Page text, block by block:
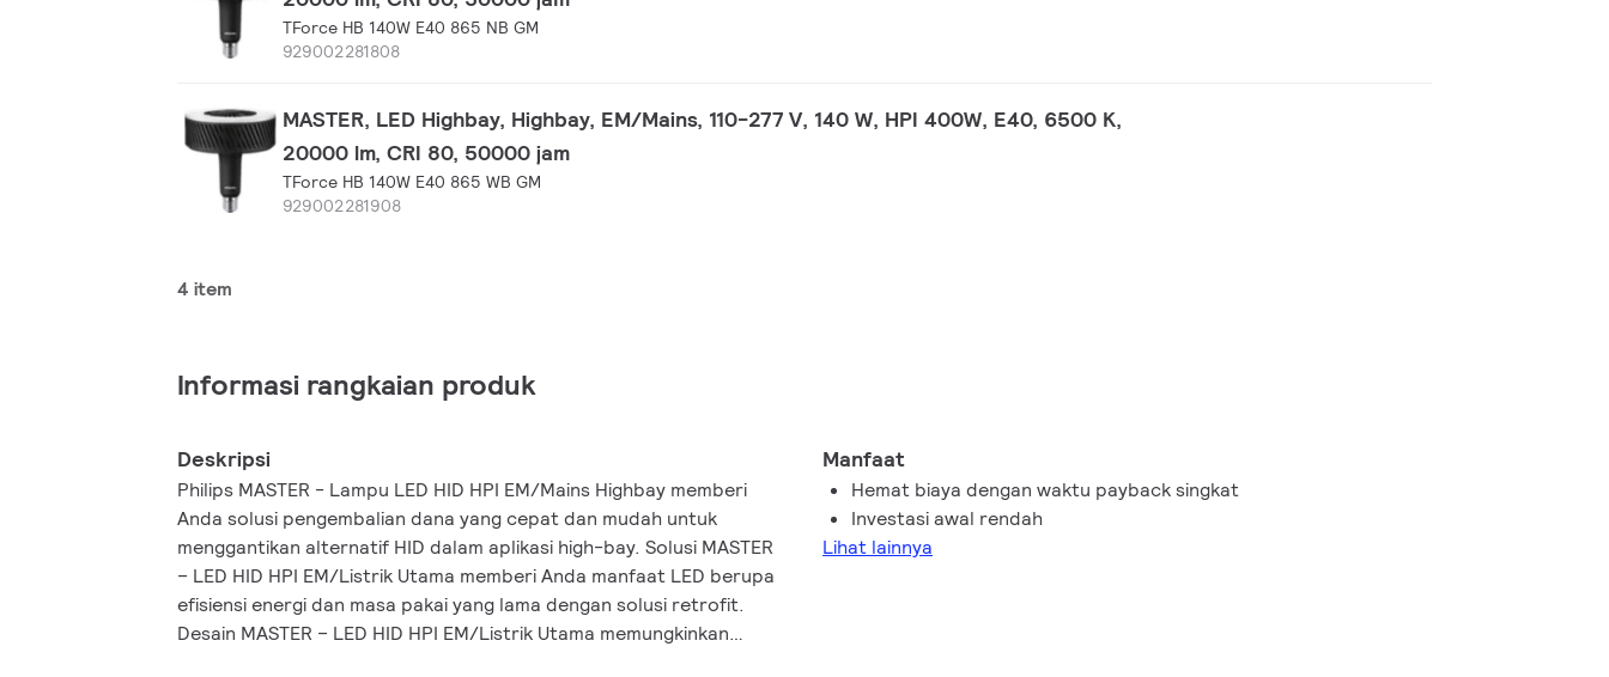
TForce HB 140W E40 865 NB GM
929002281808
MASTER, LED Highbay, Highbay, EM/Mains, 110-277 V, 140 W, HPI 400W, E40, 6500 K,
20000 lm, CRI 80, 50000 jam
TForce HB 140W E40 865 WB GM
929002281908
4 item
Informasi rangkaian produk
Deskripsi
Philips MASTER - Lampu LED HID HPI EM/Mains Highbay memberi
Anda solusi pengembalian dana yang cepat dan mudah untuk
menggantikan alternatif HID dalam aplikasi high-bay. Solusi MASTER
– LED HID HPI EM/Listrik Utama memberi Anda manfaat LED berupa
efisiensi energi dan masa pakai yang lama dengan solusi retrofit.
Desain MASTER – LED HID HPI EM/Listrik Utama memungkinkan
Manfaat
Hemat biaya dengan waktu payback singkat
Investasi awal rendah
Lihat lainnya